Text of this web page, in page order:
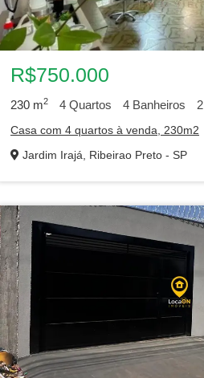
R$750.000
230 m2 4 Quartos 4 Banheiros 2
Casa com 4 quartos à venda, 230m2
Jardim Irajá, Ribeirao Preto - SP